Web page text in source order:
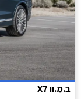
ב.מ.וו X7